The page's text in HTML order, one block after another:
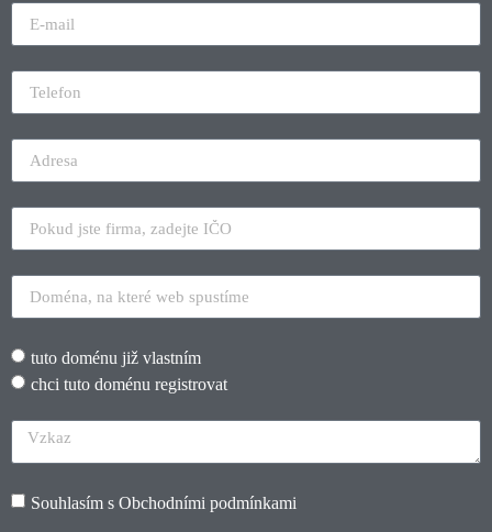
tuto doménu již vlastním
chci tuto doménu registrovat
Souhlasím s Obchodními podmínkami